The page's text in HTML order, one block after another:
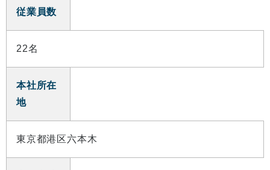
従業員数
22名
本社所在
地
東京都港区六本木